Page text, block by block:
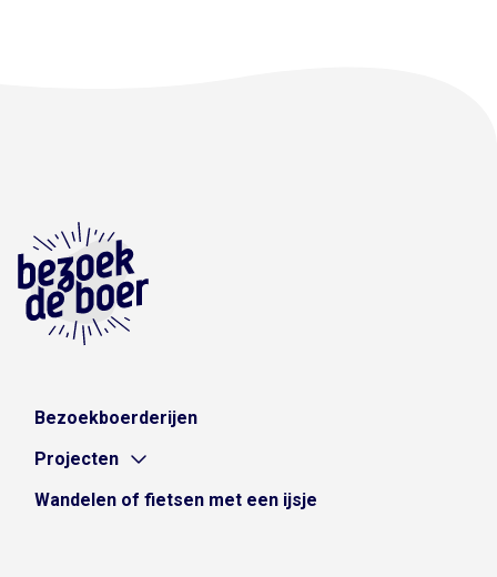
Bezoekboerderijen
Projecten
Wandelen of fietsen met een ijsje